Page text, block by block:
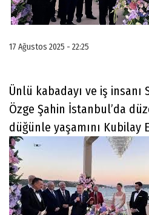
17 Ağustos 2025 - 22:25
Ünlü kabadayı ve iş insanı
Özge Şahin İstanbul’da
düğünle yaşamını Kubilay